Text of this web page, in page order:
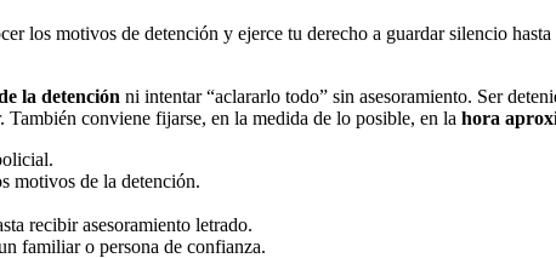
los motivos de detención y ejerce tu derecho a guardar silencio
la detención ni intentar “aclararlo todo” sin asesoramiento. Ser
conviene fijarse, en la medida de lo posible, en la hora
motivos de la detención.
recibir asesoramiento letrado.
familiar o persona de confianza.